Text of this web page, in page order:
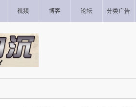
视频 博客 论坛 分类广告